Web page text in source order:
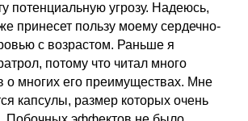
потенциальную угрозу. Надеюсь,
принесет пользу моему сердечно-
с возрастом. Раньше я
потому что читал много
о многих его преимуществах. Мне
капсулы, размер которых очень